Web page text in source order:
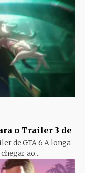
o Trailer 3 de
de GTA 6 A longa
ao...